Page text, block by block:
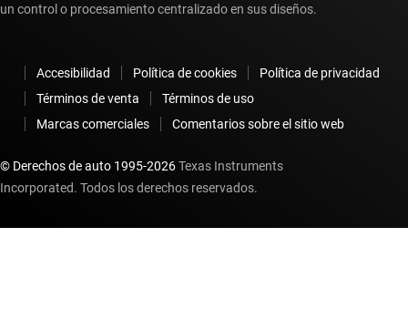
un control o procesamiento centralizado en sus diseños.
Accesibilidad Política de cookies
Política de privacidad
Términos de venta
Términos de uso
Marcas comerciales
Comentarios sobre el sitio web
© Derechos de auto 1995-2026Texas Instruments
Incorporated. Todos los derechos reservados.